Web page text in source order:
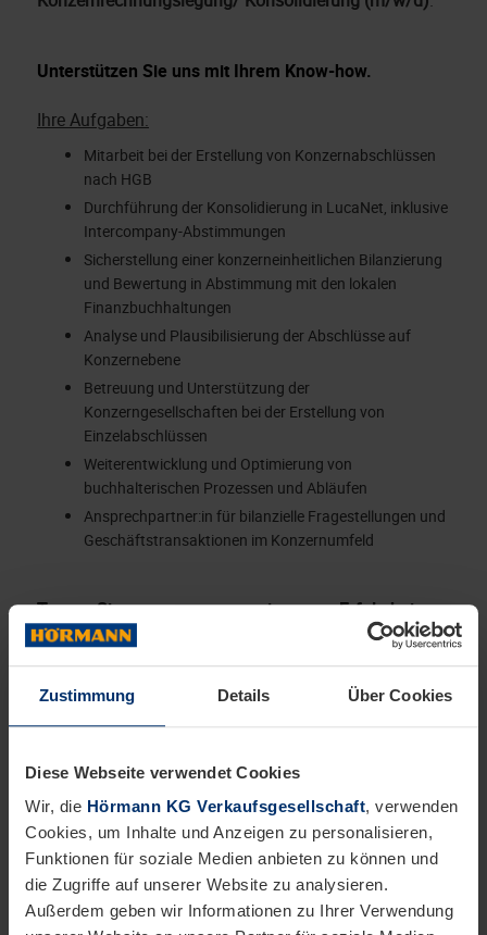
Zustimmung Details Über Cookies
Diese Webseite verwendet Cookies
Wir, die Hörmann KG Verkaufsgesellschaft, verwenden
Cookies, um Inhalte und Anzeigen zu personalisieren,
Funktionen für soziale Medien anbieten zu können und
die Zugriffe auf unserer Website zu analysieren.
Außerdem geben wir Informationen zu Ihrer Verwendung
Unterstützen Sie uns mit Ihrem Know-how.
Ihre Aufgaben:
Mitarbeit bei der Erstellung von Konzernabschlüssen
nach HGB
Durchführung der Konsolidierung in LucaNet, inklusive
Intercompany-Abstimmungen
Sicherstellung einer konzerneinheitlichen Bilanzierung
und Bewertung in Abstimmung mit den lokalen
Finanzbuchhaltungen
Analyse und Plausibilisierung der Abschlüsse auf
Konzernebene
Betreuung und Unterstützung der
Konzerngesellschaften bei der Erstellung von
Einzelabschlüssen
Weiterentwicklung und Optimierung von
buchhalterischen Prozessen und Abläufen
Ansprechpartner:in für bilanzielle Fragestellungen und
Geschäftstransaktionen im Konzernumfeld
Tragen Sie zu unserem gemeinsamen Erfolg bei.
Abgeschlossenes Studium der
oder eine erfolgreich absolvierte Weiterbildung
Berufserfahrung
Fundierte Kenntnisse in der Rechnungslegung nach
HGB sowie im Bereich Konzernabschluss /
Konsolidierung
Sehr gute Deutschkenntnisse sowie gute